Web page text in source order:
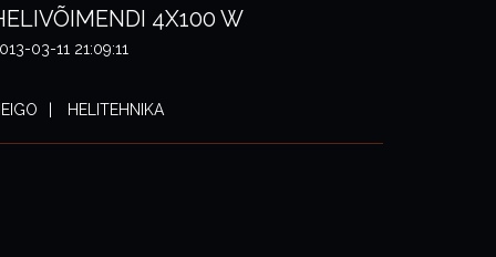
4X100 W
03-11 21:09:11
HELITEHNIKA